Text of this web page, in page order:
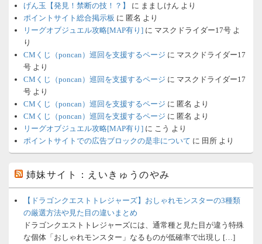
げん玉【発見！禁断の技！？】
に まましけん より
ポイントサイト総合掲示板 に 匿名 より
リーグオブジュエル攻略[MAP有り] に マスクドライダー17号 よ
り
CMくじ（poncan）巡回を支援するページ に マスクドライダー17
号 より
CMくじ（poncan）巡回を支援するページ に マスクドライダー17
号 より
CMくじ（poncan）巡回を支援するページ に 匿名 より
CMくじ（poncan）巡回を支援するページ に 匿名 より
リーグオブジュエル攻略[MAP有り] に こう より
ポイントサイトでの広告ブロックの是非について に 田所 より
姉妹サイト：えいきゅうのやみ
【ドラゴンクエストトレジャーズ】おしゃれモンスターの3種類
の厳選方法や見た目の違いまとめ
ドラゴンクエストトレジャーズには、通常種と見た目が違う特殊
な個体「おしゃれモンスター」なるものが低確率で出現し […]